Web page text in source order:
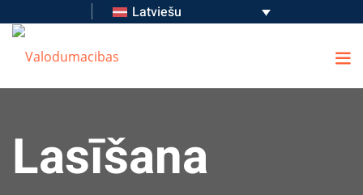
Latviešu
Lasīšana